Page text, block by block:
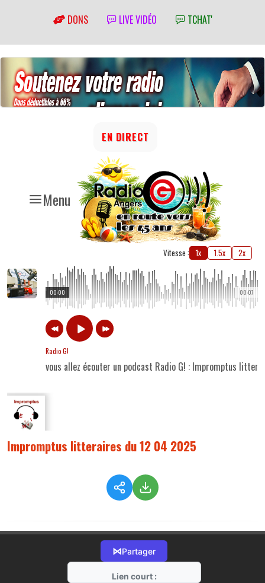
DONS LIVE VIDÉO TCHAT'
Menu
EN DIRECT
Vitesse : 1x 1.5x 2x
00:07
00:00
Radio G!
vous allez écouter un podcast Radio G! : Impromptus
Impromptus litteraires du 12 04 2025
⋈Partager
Lien court :